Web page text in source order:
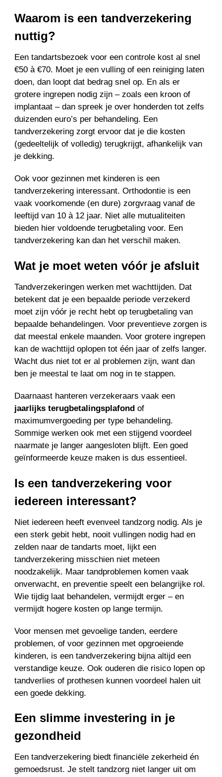
Waarom is een tandverzekering
nuttig?
Een tandartsbezoek voor een controle kost al snel
€50 à €70. Moet je een vulling of een reiniging laten
doen, dan loopt dat bedrag snel op. En als er
grotere ingrepen nodig zijn – zoals een kroon of
implantaat – dan spreek je over honderden tot zelfs
duizenden euro’s per behandeling. Een
tandverzekering zorgt ervoor dat je die kosten
(gedeeltelijk of volledig) terugkrijgt, afhankelijk van
je dekking.
Ook voor gezinnen met kinderen is een
tandverzekering interessant. Orthodontie is een
vaak voorkomende (en dure) zorgvraag vanaf de
leeftijd van 10 à 12 jaar. Niet alle mutualiteiten
bieden hier voldoende terugbetaling voor. Een
tandverzekering kan dan het verschil maken.
Wat je moet weten vóór je afsluit
Tandverzekeringen werken met wachttijden. Dat
betekent dat je een bepaalde periode verzekerd
moet zijn vóór je recht hebt op terugbetaling van
bepaalde behandelingen. Voor preventieve zorgen is
dat meestal enkele maanden. Voor grotere ingrepen
kan de wachttijd oplopen tot één jaar of zelfs langer.
Wacht dus niet tot er al problemen zijn, want dan
ben je meestal te laat om nog in te stappen.
Daarnaast hanteren verzekeraars vaak een
jaarlijks terugbetalingsplafond of
maximumvergoeding per type behandeling.
Sommige werken ook met een stijgend voordeel
naarmate je langer aangesloten blijft. Een goed
geïnformeerde keuze maken is dus essentieel.
Is een tandverzekering voor
iedereen interessant?
Niet iedereen heeft evenveel tandzorg nodig. Als je
een sterk gebit hebt, nooit vullingen nodig had en
zelden naar de tandarts moet, lijkt een
tandverzekering misschien niet meteen
noodzakelijk. Maar tandproblemen komen vaak
onverwacht, en preventie speelt een belangrijke rol.
Wie tijdig laat behandelen, vermijdt erger – en
vermijdt hogere kosten op lange termijn.
Voor mensen met gevoelige tanden, eerdere
problemen, of voor gezinnen met opgroeiende
kinderen, is een tandverzekering bijna altijd een
verstandige keuze. Ook ouderen die risico lopen op
tandverlies of prothesen kunnen voordeel halen uit
een goede dekking.
Een slimme investering in je
gezondheid
Een tandverzekering biedt financiële zekerheid én
gemoedsrust. Je stelt tandzorg niet langer uit om